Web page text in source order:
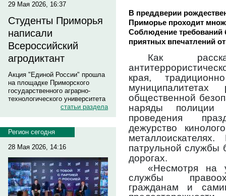
29 Мая 2026, 16:37
Студенты Приморья
написали
Всероссийский
агродиктант
Акция "Единой России" прошла
на площадке Приморского
государственного аграрно-
технологического университета
статьи раздела
Регион сегодня
28 Мая 2026, 14:16
В преддверии
Приморье проходит
Соблюдение требований
приятных впечатлений
Как
края,
общественной
наряды
проведения
дежурство
патрульной службы
дорогах.
«Несмотря на
службы
гражданам и